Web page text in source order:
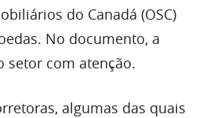
do Canadá (OSC)
No documento, a
setor com atenção.
algumas das quais